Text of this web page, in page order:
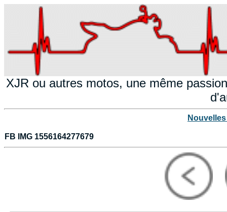
XJR ou autres motos, une même
FB IMG 1556164277679